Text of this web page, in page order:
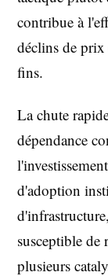
contribue à
déclins de prix
fins.
La chute
dépendance
d'adoption
susceptible de
plusieurs